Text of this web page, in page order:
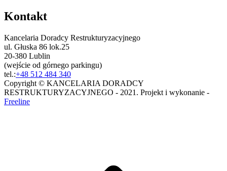
Kontakt
Kancelaria Doradcy Restrukturyzacyjnego
ul. Głuska 86 lok.25
20-380 Lublin
(wejście od górnego parkingu)
tel.:+48 512 484 340
Copyright © KANCELARIA DORADCY
RESTRUKTURYZACYJNEGO - 2021. Projekt i wykonanie -
Freeline